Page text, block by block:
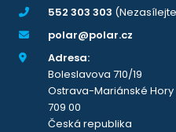
552 303 303
polar@polar.cz
Adresa:
Boleslavova 710/19
Ostrava-Mariánské Hory
709 00
Česká republika